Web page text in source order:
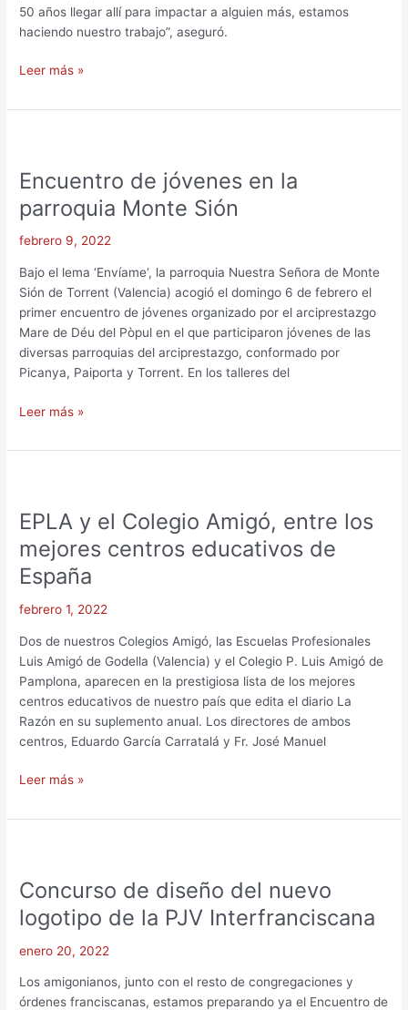
50 años llegar allí para impactar a alguien más, estamos
haciendo nuestro trabajo”, aseguró.
Leer más »
Encuentro de jóvenes en la
parroquia Monte Sión
febrero 9, 2022
Bajo el lema ‘Envíame‘, la parroquia Nuestra Señora de Monte
Sión de Torrent (Valencia) acogió el domingo 6 de febrero el
primer encuentro de jóvenes organizado por el arciprestazgo
Mare de Déu del Pòpul en el que participaron jóvenes de las
diversas parroquias del arciprestazgo, conformado por
Picanya, Paiporta y Torrent. En los talleres del
jóvenes
la
parroquia
Sión
Leer más »
EPLA y el Colegio Amigó, entre los
mejores centros educativos de
España
febrero 1, 2022
Dos de nuestros Colegios Amigó, las Escuelas Profesionales
Luis Amigó de Godella (Valencia) y el Colegio P. Luis Amigó de
Pamplona, aparecen en la prestigiosa lista de los mejores
centros educativos de nuestro país que edita el diario La
Razón en su suplemento anual. Los directores de ambos
centros, Eduardo García Carratalá y Fr. José Manuel
el
Colegio
Amigó,
entre
mejores
centros
educativos
de
España
Leer más »
Concurso de diseño del nuevo
logotipo de la PJV Interfranciscana
enero 20, 2022
Los amigonianos, junto con el resto de congregaciones y
órdenes franciscanas, estamos preparando ya el Encuentro de
diseño
del
nuevo
logotipo
la